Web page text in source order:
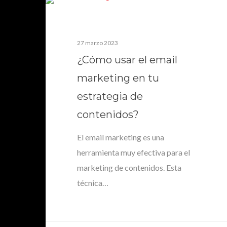
27 marzo 2023
¿Cómo usar el email
marketing en tu
estrategia de
contenidos?
El email marketing es una
herramienta muy efectiva para el
marketing de contenidos. Esta
técnica…